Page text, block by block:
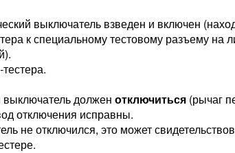
выключатель взведен и включен
к специальному тестовому разъему
выключатель должен отключиться (рычаг
отключения исправны.
не отключился, это может